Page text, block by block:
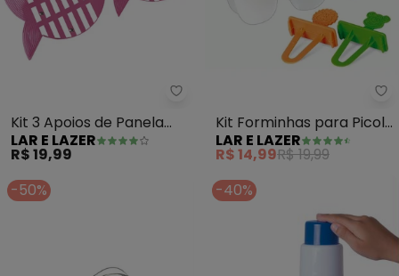
Lar e Lazer - Kit 3 Apoios de
Kit 3 Apoios de Panela
Peixe
LAR E LAZER
R$ 19,99
Kit Forminhas para Picolé
(Multicores) 6 Peças
LAR E LAZER
R$ 14,99R$ 19,99
-50%
-40%